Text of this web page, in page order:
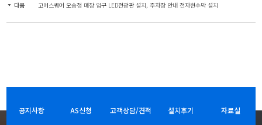
다음 고메스퀘어 오송점 매장 입구 LED전광판 설치, 주차장 안내 전자현수막 설치
공지사항 AS신청 고객상담/견적 설치후기 자료실